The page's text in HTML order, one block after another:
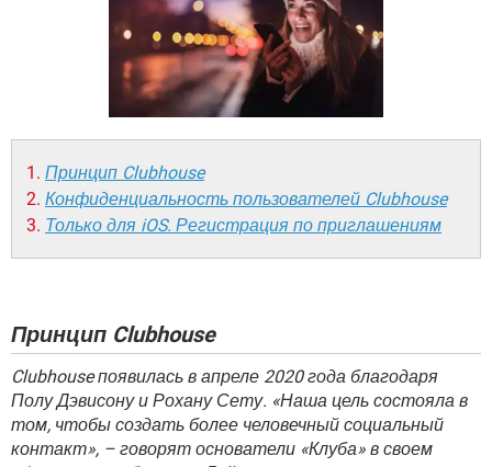
Принцип Clubhouse
Конфиденциальность пользователей Clubhouse
Только для iOS. Регистрация по приглашениям
Принцип Clubhouse
Clubhouse появилась в апреле 2020 года благодаря
Полу Дэвисону и Рохану Сету. «Наша цель состояла в
том, чтобы создать более человечный социальный
контакт», – говорят основатели «Клуба» в своем